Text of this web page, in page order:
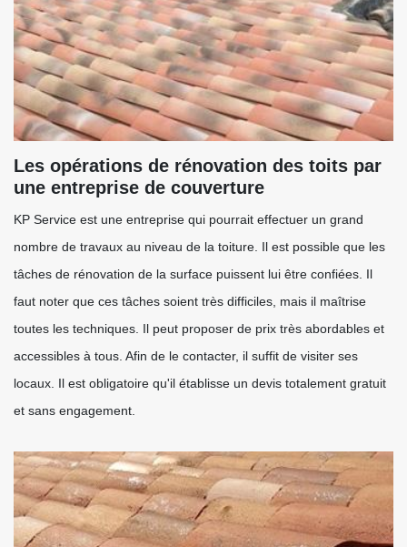
Les opérations de rénovation des toits par
une entreprise de couverture
KP Service est une entreprise qui pourrait effectuer un grand
nombre de travaux au niveau de la toiture. Il est possible que les
tâches de rénovation de la surface puissent lui être confiées. Il
faut noter que ces tâches soient très difficiles, mais il maîtrise
toutes les techniques. Il peut proposer de prix très abordables et
accessibles à tous. Afin de le contacter, il suffit de visiter ses
locaux. Il est obligatoire qu'il établisse un devis totalement gratuit
et sans engagement.